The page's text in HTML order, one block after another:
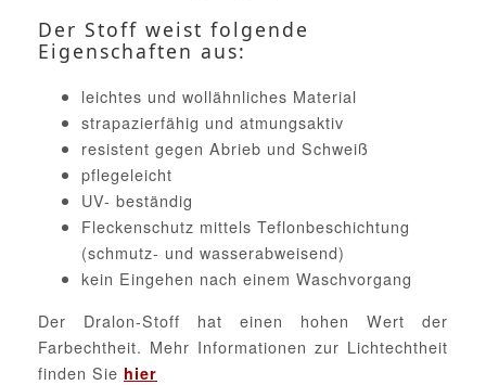
Der Stoff weist folgende
Eigenschaften aus:
leichtes und wollähnliches Material
strapazierfähig und atmungsaktiv
resistent gegen Abrieb und Schweiß
pflegeleicht
UV- beständig
Fleckenschutz mittels Teflonbeschichtung
(schmutz- und wasserabweisend)
kein Eingehen nach einem Waschvorgang
Der Dralon-Stoff hat einen hohen Wert der
Farbechtheit. Mehr Informationen zur Lichtechtheit
finden Sie hier